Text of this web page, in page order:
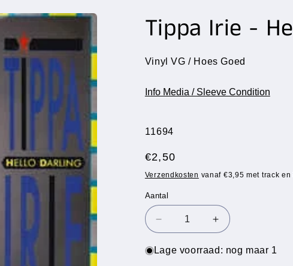
Tippa Irie -
Vinyl VG / Hoes Goed
Info Media / Sleeve Condition
SKU:
11694
Normale
prijs
€2,50
Verzendkosten vanaf €3,95 met track en
Aantal
Aantal
Aantal
verlagen
voor
Aantal
verhogen
voor
Lage voorraad: nog maar 1